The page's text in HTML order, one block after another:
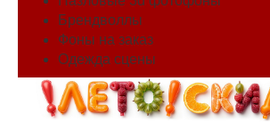
Брендволлы
Фоны на заказ
Одежда сцены